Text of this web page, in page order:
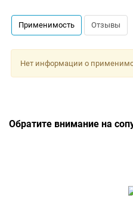
Применимость Отзывы
Нет информации о
Обратите внимание на